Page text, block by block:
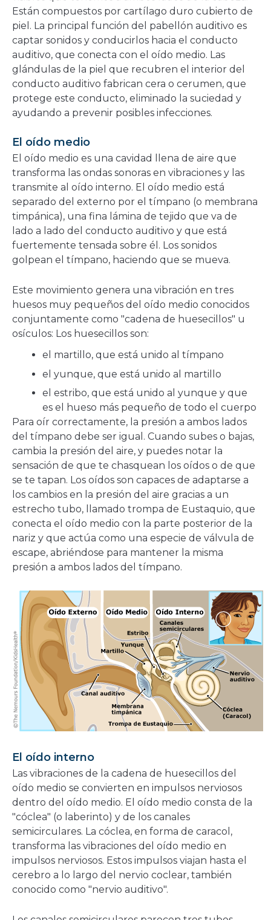
Están compuestos por cartílago duro cubierto de
piel. La principal función del pabellón auditivo es
captar sonidos y conducirlos hacia el conducto
auditivo, que conecta con el oído medio. Las
glándulas de la piel que recubren el interior del
conducto auditivo fabrican cera o cerumen, que
protege este conducto, eliminado la suciedad y
ayudando a prevenir posibles infecciones.
El oído medio
El oído medio es una cavidad llena de aire que
transforma las ondas sonoras en vibraciones y las
transmite al oído interno. El oído medio está
separado del externo por el tímpano (o membrana
timpánica), una fina lámina de tejido que va de
lado a lado del conducto auditivo y que está
fuertemente tensada sobre él. Los sonidos
golpean el tímpano, haciendo que se mueva.
Este movimiento genera una vibración en tres
huesos muy pequeños del oído medio conocidos
conjuntamente como "cadena de huesecillos" u
osículos: Los huesecillos son:
el martillo, que está unido al tímpano
el yunque, que está unido al martillo
el estribo, que está unido al yunque y que
es el hueso más pequeño de todo el cuerpo
Para oír correctamente, la presión a ambos lados
del tímpano debe ser igual. Cuando subes o bajas,
cambia la presión del aire, y puedes notar la
sensación de que te chasquean los oídos o de que
se te tapan. Los oídos son capaces de adaptarse a
los cambios en la presión del aire gracias a un
estrecho tubo, llamado trompa de Eustaquio, que
conecta el oído medio con la parte posterior de la
nariz y que actúa como una especie de válvula de
escape, abriéndose para mantener la misma
presión a ambos lados del tímpano.
El oído interno
Las vibraciones de la cadena de huesecillos del
oído medio se convierten en impulsos nerviosos
dentro del oído medio. El oído medio consta de la
"cóclea" (o laberinto) y de los canales
semicirculares. La cóclea, en forma de caracol,
transforma las vibraciones del oído medio en
impulsos nerviosos. Estos impulsos viajan hasta el
cerebro a lo largo del nervio coclear, también
conocido como "nervio auditivo".